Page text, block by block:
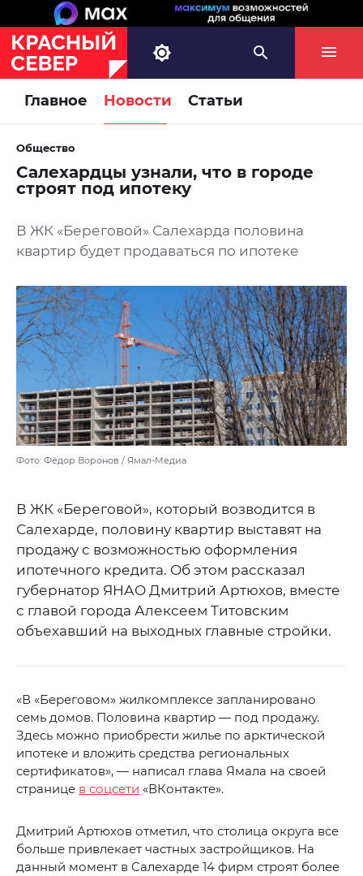
Главное Новости Статьи
Общество
Салехардцы узнали, что в городе
строят под ипотеку
В ЖК «Береговой» Салехарда половина
квартир будет продаваться по ипотеке
Фото: Фёдор Воронов / Ямал-Медиа
В ЖК «Береговой», который возводится в
Салехарде, половину квартир выставят на
продажу с возможностью оформления
ипотечного кредита. Об этом рассказал
губернатор ЯНАО Дмитрий Артюхов, вместе
с главой города Алексеем Титовским
объехавший на выходных главные стройки.
«В «Береговом» жилкомплексе запланировано
семь домов. Половина квартир — под продажу.
Здесь можно приобрести жилье по арктической
ипотеке и вложить средства региональных
сертификатов», — написал глава Ямала на своей
странице в соцсети «ВКонтакте».
Дмитрий Артюхов отметил, что столица округа все
больше привлекает частных застройщиков. На
данный момент в Салехарде 14 фирм строят более